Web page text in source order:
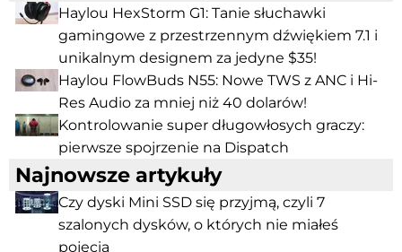
Haylou HexStorm G1: Tanie słuchawki
gamingowe z przestrzennym dźwiękiem 7.1 i
unikalnym designem za jedyne $35!
Haylou FlowBuds N55: Nowe TWS z ANC i Hi-
Res Audio za mniej niż 40 dolarów!
Kontrolowanie super długowłosych graczy:
pierwsze spojrzenie na Dispatch
Najnowsze artykuły
Czy dyski Mini SSD się przyjmą, czyli 7
szalonych dysków, o których nie miałeś
pojęcia